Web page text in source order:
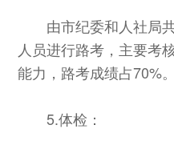
由市纪委和人社局共
人员进行路考，主要考
能力，路考成绩占70%。
5.体检：